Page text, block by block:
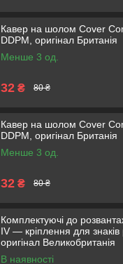
Кавер на шолом Cover
DDPM, оригінал Британія
Менше 3 од.
32 ₴ 80 ₴
Кавер на шолом Cover
DDPM, оригінал Британія
Менше 3 од.
32 ₴ 80 ₴
Комплектуючi до
IV — кріплення для знаків
оригінал Великобританія
В наявності